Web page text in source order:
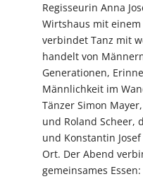
Regisseurin Anna
Wirtshaus mit
verbindet Tanz mit
handelt von
Generationen,
Männlichkeit im
Tänzer Simon
und Roland Scheer,
und Konstantin
Ort. Der Abend
gemeinsames